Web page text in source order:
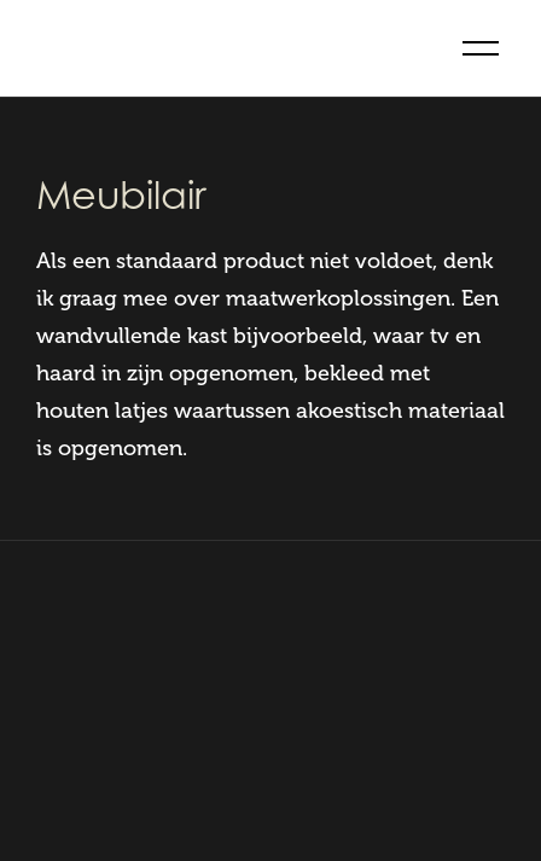
Meubilair
Als een standaard product niet voldoet, denk
ik graag mee over maatwerkoplossingen. Een
wandvullende kast bijvoorbeeld, waar tv en
haard in zijn opgenomen, bekleed met
houten latjes waartussen akoestisch materiaal
is opgenomen.